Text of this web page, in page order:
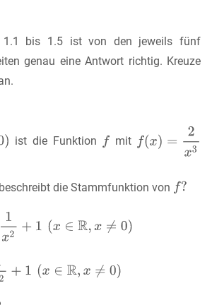
1.1 bis 1.5 ist von den jeweils fünf
genau eine Antwort richtig. Kreuze
ist die Funktion
mit
die Stammfunktion von